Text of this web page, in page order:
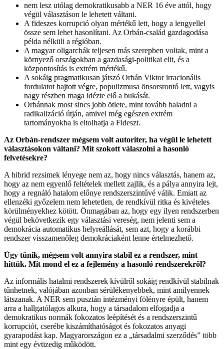
nem lesz utólag demokratikusabb a NER 16 éve attól, hogy
végül választáson le lehetett váltani.
A fideszes korrupció olyan mértékű lett, hogy a lengyellel
össze sem lehet hasonlítani. Az Orbán-család gazdagodása
példa nélküli a régióban.
A magyar oligarchák teljesen más szerepben voltak, mint a
környező országokban a gazdasági-politikai elit, és a
központosítás is extrém mértékű.
A sokáig pragmatikusan játszó Orbán Viktor irracionális
fordulatot hajtott végre, populizmusa önsorsrontó lett, vagyis
nagy részben maga idézte elő a bukását.
Orbánnak most sincs jobb ötlete, mint tovább haladni a
radikalizáció útján, amivel még egészen extrém
tartományokba is eltolhatja a Fideszt.
Az Orbán-rendszer mégsem volt autoriter, ha végül le lehetett
választásokon váltani? Mit szokott válaszolni a hasonló
felvetésekre?
A hibrid rezsimek lényege nem az, hogy nincs választás, hanem az,
hogy az nem egyenlő feltételek mellett zajlik, és a pálya annyira lejt,
hogy a regnáló hatalom előnye rendszerszintűvé válik. Emiatt az
ellenzéki győzelem nem lehetetlen, de rendkívül ritka és kivételes
körülményekhez kötött. Önmagában az, hogy egy ilyen rendszerben
végül bekövetkezik egy választási vereség, nem jelenti sem a
demokrácia automatikus helyreállását, sem azt, hogy a korábbi
rendszer visszamenőleg demokráciaként lenne értelmezhető.
Úgy tűnik, mégsem volt annyira stabil ez a rendszer, mint
hittük. Mit mond el ez a fejlemény a hasonló rendszerekről?
Az informális hatalmi rendszerek kívülről sokáig rendkívül stabilnak
tűnhetnek, valójában azonban sérülékenyebbek, mint amilyennek
látszanak. A NER sem pusztán intézményi fölényre épült, hanem
arra a hallgatólagos alkura, hogy a társadalom elfogadja a
demokratikus normák fokozatos leépítését és a rendszerszintű
korrupciót, cserébe kiszámíthatóságot és fokozatos anyagi
gyarapodást kap. Magyarországon ez a „társadalmi szerződés” több
mint egy évtizedig működött.